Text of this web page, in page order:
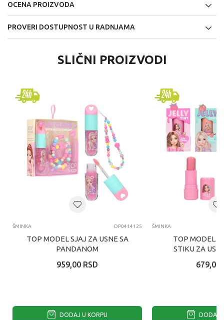
OCENA PROIZVODA
PROVERI DOSTUPNOST U RADNJAMA
SLIČNI PROIZVODI
ŠMINKA DP0414125
TOP MODEL SJAJ ZA USNE SA
PANDANOM
959,00 RSD
DODAJ U KORPU
ŠMINKA
TOP MODEL
STIKU ZA
679,00
DODAJ